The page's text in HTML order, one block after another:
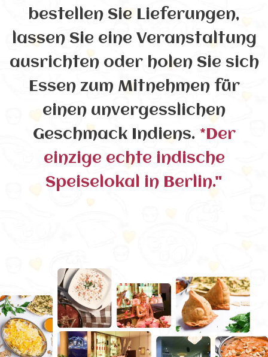
bestellen Sie Lieferungen,
lassen Sie eine Veranstaltung
ausrichten oder holen Sie sich
Essen zum Mitnehmen für
einen unvergesslichen
Geschmack Indiens. *Der
einzige echte indische
Speiselokal in Berlin."